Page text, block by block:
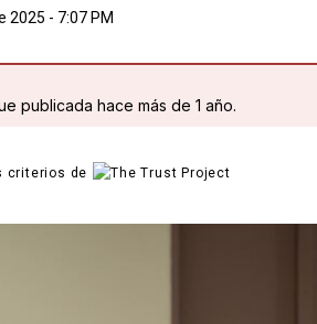
2025 - 7:07 PM
publicada hace más de 1 año.
criterios de